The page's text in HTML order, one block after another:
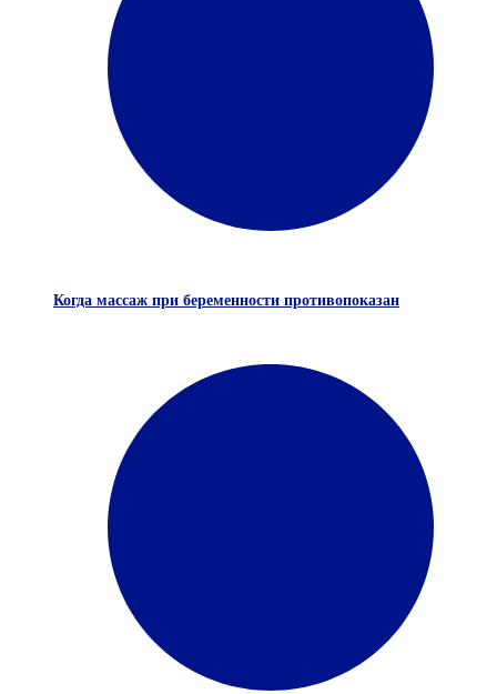
Когда массаж при беременности противопоказан